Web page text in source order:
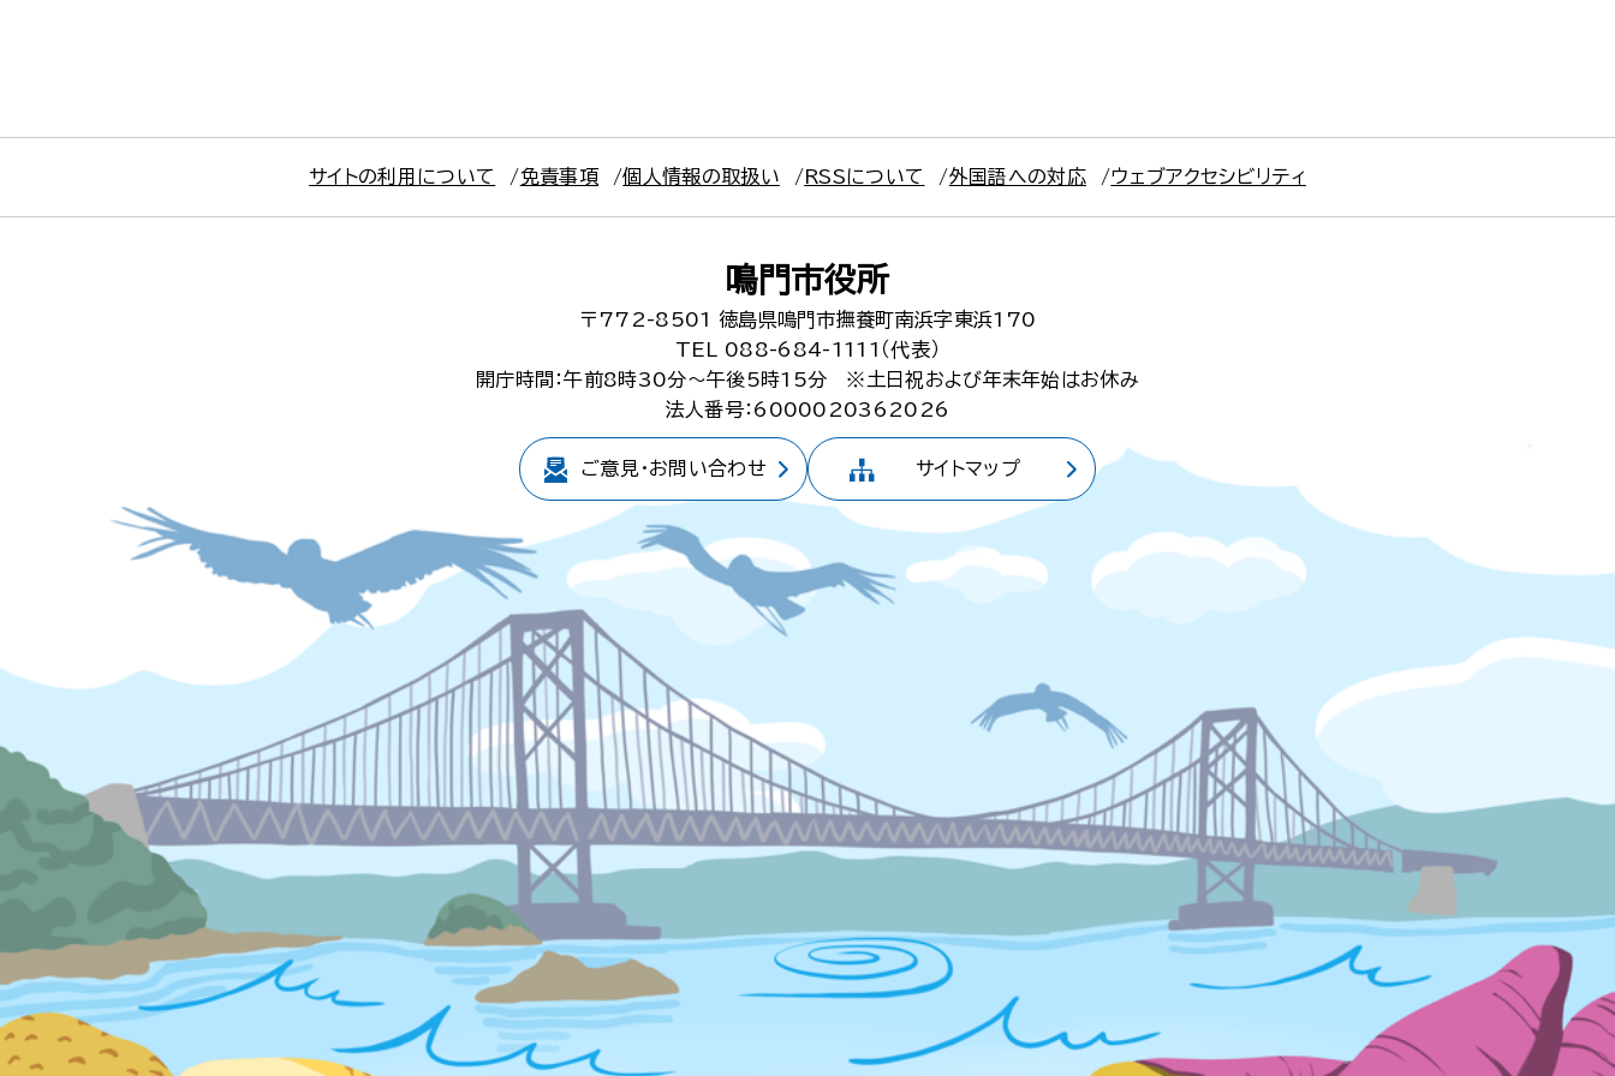
サイトの利用について 免責事項 個人情報の取扱い RSSについて 外国語への対応 ウェブアクセシビリティ
鳴門市役所
〒772-8501
徳島県鳴門市撫養町南浜字東浜170
TEL 088-684-1111（代表）
開庁時間：午前8時30分～午後5時15分
※土日祝および年末年始はお休み
法人番号：6000020362026
ご意見・お問い合わせ サイトマップ